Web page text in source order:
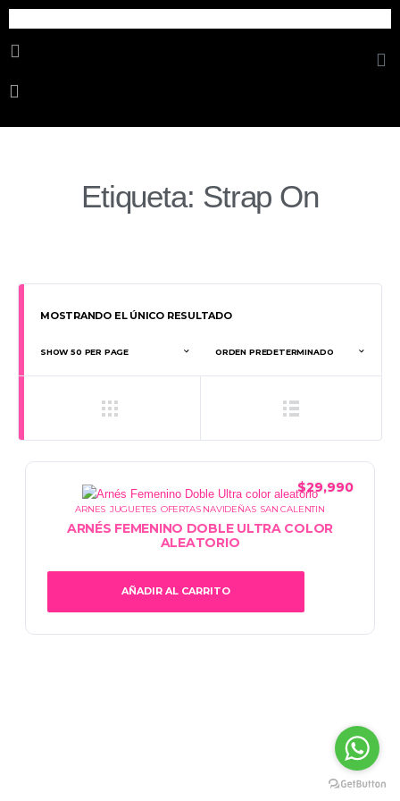
Etiqueta: Strap On
MOSTRANDO EL ÚNICO RESULTADO
ARNES JUGUETES OFERTAS NAVIDEÑAS, SAN CALENTIN
ARNÉS FEMENINO DOBLE ULTRA COLOR
ALEATORIO
$29,990
AÑADIR AL CARRITO